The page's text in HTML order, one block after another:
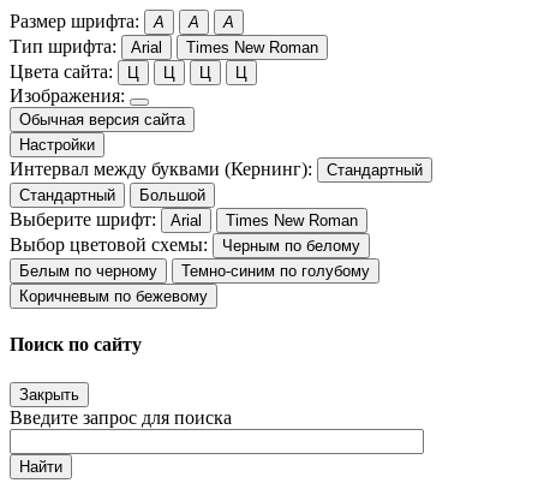
Размер шрифта: A A A
Тип шрифта: Arial Times New Roman
Цвета сайта: Ц Ц Ц Ц
Изображения:
Обычная версия сайта
Настройки
Интервал между буквами (Кернинг):
Стандартный
Стандартный
Большой
Выберите шрифт: Arial Times New Roman
Выбор цветовой схемы:
Черным по белому
Белым по черному
Темно-синим по голубому
Коричневым по бежевому
Поиск по сайту
Закрыть
Введите запрос для поиска
Найти